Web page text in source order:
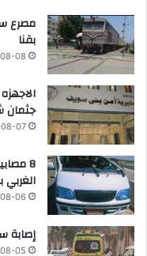
مصرع
بقنا
08
جثمان
07
8
الغربي
06
إصابة
05